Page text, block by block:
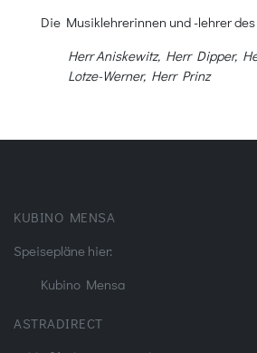
Die Musiklehrerinnen und -lehrer des
Herr Aniskewitz, Herr Dipper,
Lotze-Werner, Herr Prinz
KUBINO MENSA
Speisepläne hier:
Kubino Mensa
ASTRADIRECT